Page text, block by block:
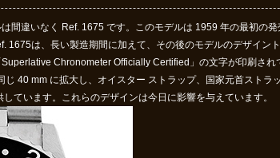
間違いなく Ref. 1675 です。このモデルは 1959 年の最初の
1675は、長い製造期間に加えて、その後のモデルのデザイン
Chronometer Officially Certified」の文字が印刷され
40 mm に拡大し、オイスター ストラップ、国家元首ストラ
ています。これらのデザインは今日に影響を与えています。